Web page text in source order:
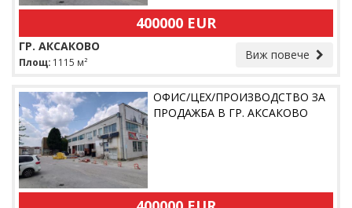
400000 EUR
Виж повече
ГР. АКСАКОВО
Площ: 1115 м²
ОФИС/ЦЕХ/ПРОИЗВОДСТВО ЗА
ПРОДАЖБА В ГР. АКСАКОВО